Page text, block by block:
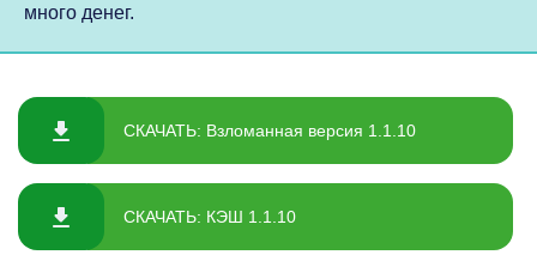
много денег.
СКАЧАТЬ: Взломанная версия 1.1.10
СКАЧАТЬ: КЭШ 1.1.10